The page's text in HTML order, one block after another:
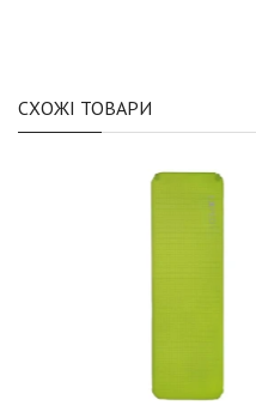
СХОЖІ ТОВАРИ